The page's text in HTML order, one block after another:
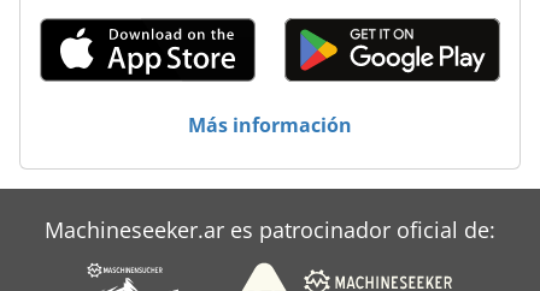
Más información
Machineseeker.ar es patrocinador oficial de: